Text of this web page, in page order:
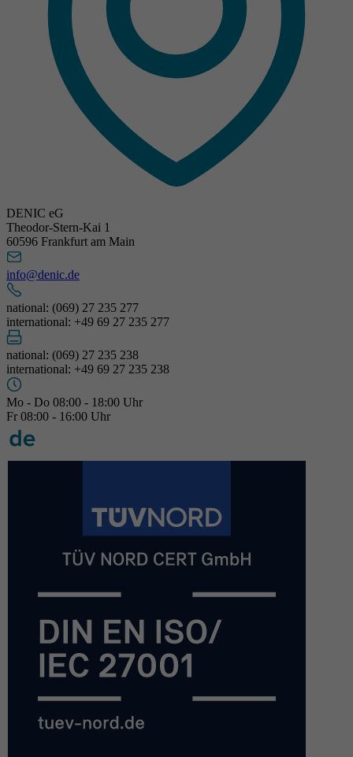
DENIC eG
Theodor-Stern-Kai 1
60596 Frankfurt am Main
info@denic.de
national: (069) 27 235 277
international: +49 69 27 235 277
national: (069) 27 235 238
international: +49 69 27 235 238
Mo - Do 08:00 - 18:00 Uhr
Fr 08:00 - 16:00 Uhr